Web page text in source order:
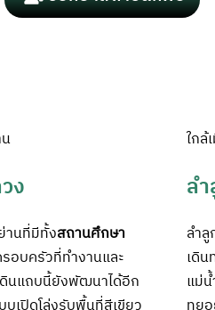
ง
านที่มีทั้งสถานศึกษา
อบครัวที่ทำงานและ
นแถบนี้ยังพัฒนาได้อีก
ใกล้
ล
ลำลู
เดิ
แม่